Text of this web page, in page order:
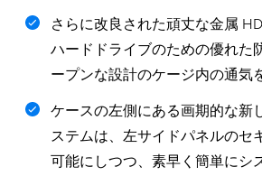
さらに改良された頑丈な金属
ハードドライブのための優れた
ープンな設計のケージ内の通気
ケースの左側にある画期的な新
ステムは、左サイドパネルのセ
可能にしつつ、素早く簡単にシ